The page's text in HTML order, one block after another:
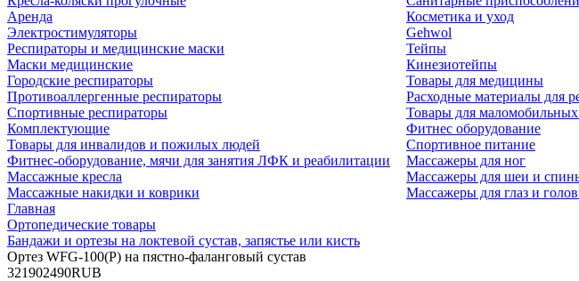
Аренда
Электростимуляторы
Респираторы и медицинские маски
Маски медицинские
Городские респираторы
Противоаллергенные респираторы
Спортивные респираторы
Комплектующие
Товары для инвалидов и пожилых людей
Косметика и уход
Gehwol
Тейпы
Кинезиотейпы
Товары для медицины
Расходные материалы для
Товары для
Фитнес оборудование
Спортивное питание
Фитнес-оборудование, мячи для занятия ЛФК и реабилитации
Массажные кресла
Массажные накидки и коврики
Массажеры для ног
Массажеры для шеи и
Массажеры для глаз и
Главная
Ортопедические товары
Бандажи и ортезы на локтевой сустав, запястье или кисть
Ортез WFG-100(P) на пястно-фаланговый сустав
321902490RUB